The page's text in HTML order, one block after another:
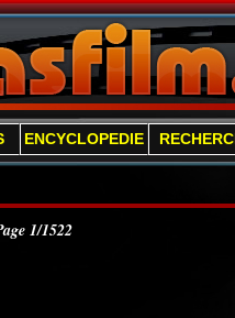
ENCYCLOPEDIE
1/1522